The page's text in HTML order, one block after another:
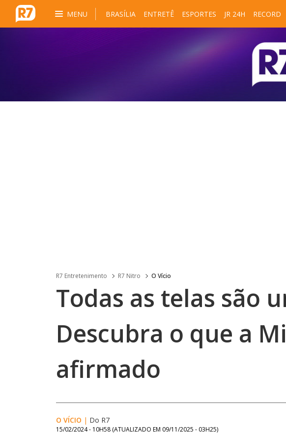
MENU BRASÍLIA ENTRETÊ ESPORTES JR 24H RECORD
R7 Entretenimento R7 Nitro O Vício
Todas as telas são
Descubra o que a
afirmado
O VÍCIO | Do R7
15/02/2024 - 10H58 (ATUALIZADO EM 09/11/2025 - 03H25)